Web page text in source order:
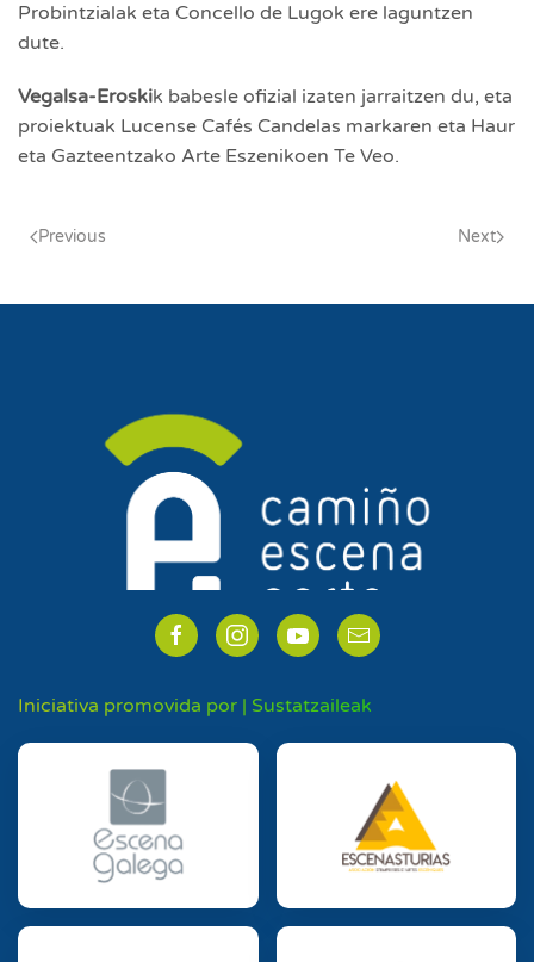
Probintzialak eta Concello de Lugok ere laguntzen
dute.
Vegalsa-Eroskik babesle ofizial izaten jarraitzen du, eta
proiektuak Lucense Cafés Candelas markaren eta Haur
eta Gazteentzako Arte Eszenikoen Te Veo.
Previous Next
Iniciativa promovida por | Sustatzaileak